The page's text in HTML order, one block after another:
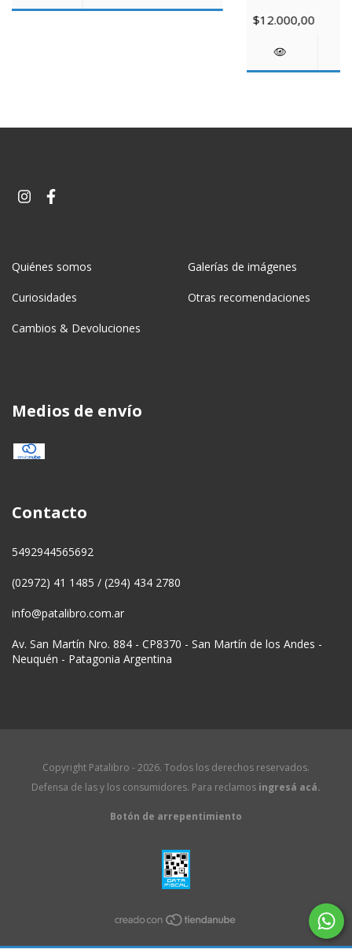
$12.000,00
Quiénes somos Galerías de imágenes
Curiosidades Otras recomendaciones
Cambios & Devoluciones
Medios de envío
Contacto
5492944565692
(02972) 41 1485 / (294) 434 2780
info@patalibro.com.ar
Av. San Martín Nro. 884 - CP8370 - San Martín de los Andes -
Neuquén - Patagonia Argentina
Copyright Patalibro - 2026. Todos los derechos reservados.
Defensa de las y los consumidores. Para reclamos ingresá acá.
Botón de arrepentimiento